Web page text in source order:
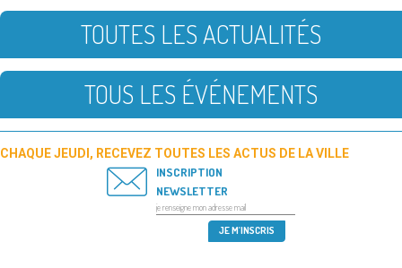
TOUTES LES ACTUALITÉS
TOUS LES ÉVÉNEMENTS
CHAQUE JEUDI, RECEVEZ TOUTES LES ACTUS DE LA VILLE
INSCRIPTION
NEWSLETTER